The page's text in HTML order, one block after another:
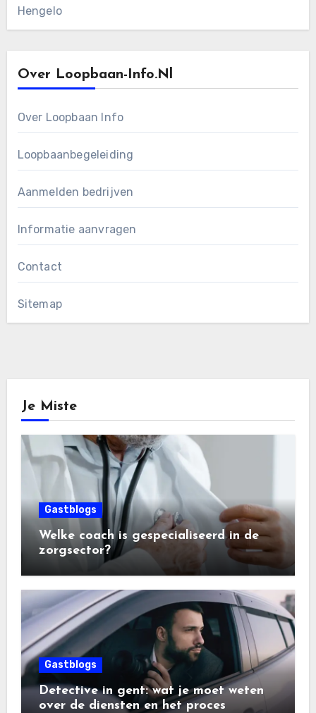
Hengelo
Over Loopbaan-Info.nl
Over Loopbaan Info
Loopbaanbegeleiding
Aanmelden bedrijven
Informatie aanvragen
Contact
Sitemap
Je Miste
Gastblogs
Welke coach is gespecialiseerd in de
zorgsector?
Gastblogs
Detective in gent: wat je moet weten
over de diensten en het proces